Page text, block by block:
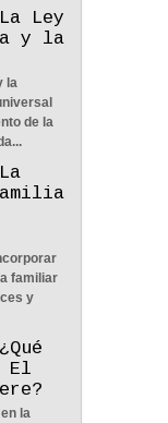
-
Ley
y la
la
de la
familiar
y
El
la